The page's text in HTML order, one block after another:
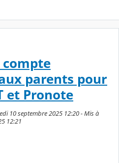
compte
parents pour
et Pronote
10 septembre 2025 12:20 - Mis à
12:21